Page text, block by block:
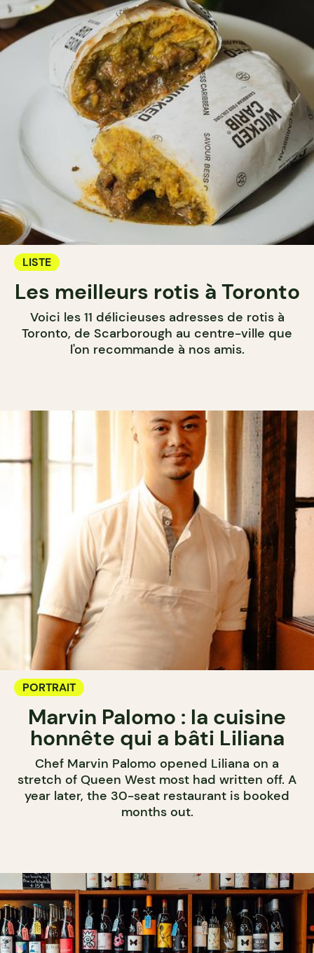
LISTE
Les meilleurs rotis à Toronto
Voici les 11 délicieuses adresses de rotis à
Toronto, de Scarborough au centre-ville que
l'on recommande à nos amis.
PORTRAIT
Marvin Palomo : la cuisine
honnête qui a bâti Liliana
Chef Marvin Palomo opened Liliana on a
stretch of Queen West most had written off. A
year later, the 30-seat restaurant is booked
months out.